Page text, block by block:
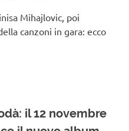
Mihajlovic, poi
canzoni in gara: ecco
il 12 novembre